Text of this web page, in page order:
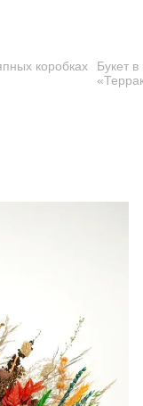
коробках
Букет в